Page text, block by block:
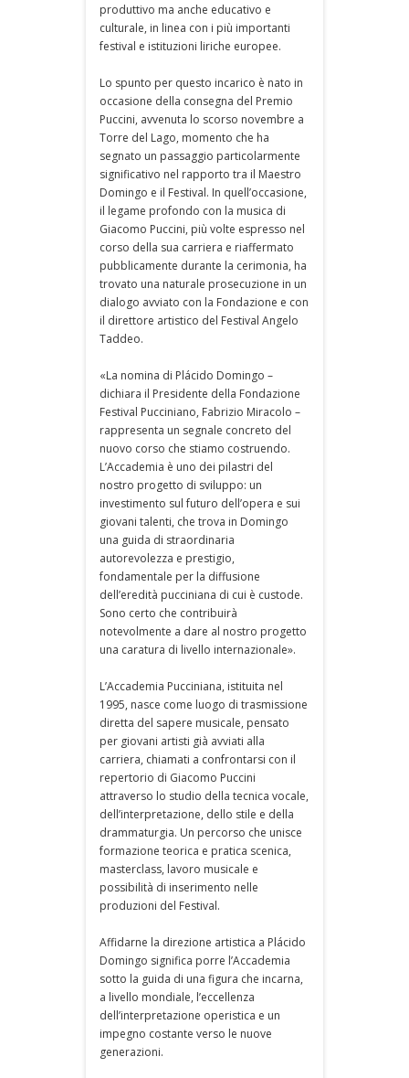
produttivo ma anche educativo e
culturale, in linea con i più importanti
festival e istituzioni liriche europee.
Lo spunto per questo incarico è nato in
occasione della consegna del Premio
Puccini, avvenuta lo scorso novembre a
Torre del Lago, momento che ha
segnato un passaggio particolarmente
significativo nel rapporto tra il Maestro
Domingo e il Festival. In quell’occasione,
il legame profondo con la musica di
Giacomo Puccini, più volte espresso nel
corso della sua carriera e riaffermato
pubblicamente durante la cerimonia, ha
trovato una naturale prosecuzione in un
dialogo avviato con la Fondazione e con
il direttore artistico del Festival Angelo
Taddeo.
«La nomina di Plácido Domingo –
dichiara il Presidente della Fondazione
Festival Pucciniano, Fabrizio Miracolo –
rappresenta un segnale concreto del
nuovo corso che stiamo costruendo.
L’Accademia è uno dei pilastri del
nostro progetto di sviluppo: un
investimento sul futuro dell’opera e sui
giovani talenti, che trova in Domingo
una guida di straordinaria
autorevolezza e prestigio,
fondamentale per la diffusione
dell’eredità pucciniana di cui è custode.
Sono certo che contribuirà
notevolmente a dare al nostro progetto
una caratura di livello internazionale».
L’Accademia Pucciniana, istituita nel
1995, nasce come luogo di trasmissione
diretta del sapere musicale, pensato
per giovani artisti già avviati alla
carriera, chiamati a confrontarsi con il
repertorio di Giacomo Puccini
attraverso lo studio della tecnica vocale,
dell’interpretazione, dello stile e della
drammaturgia. Un percorso che unisce
formazione teorica e pratica scenica,
masterclass, lavoro musicale e
possibilità di inserimento nelle
produzioni del Festival.
Affidarne la direzione artistica a Plácido
Domingo significa porre l’Accademia
sotto la guida di una figura che incarna,
a livello mondiale, l’eccellenza
dell’interpretazione operistica e un
impegno costante verso le nuove
generazioni.